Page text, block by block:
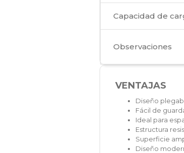
Capacidad de
Observaciones
VENTAJAS
Diseño
Fácil de
Ideal para
Estructura
Superficie
Diseño